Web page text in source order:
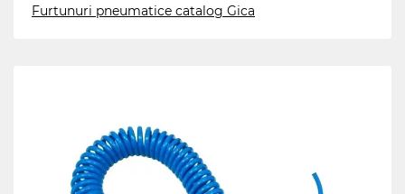
Furtunuri pneumatice catalog Gica